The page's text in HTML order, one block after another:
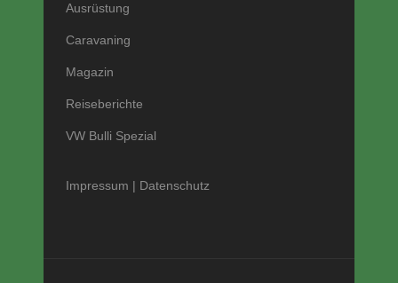
Ausrüstung
Caravaning
Magazin
Reiseberichte
VW Bulli Spezial
Impressum | Datenschutz